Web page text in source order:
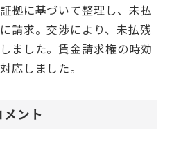
拠に基づいて整理し、未払
請求。交渉により、未払残
ました。賃金請求権の時効
応しました。
ント